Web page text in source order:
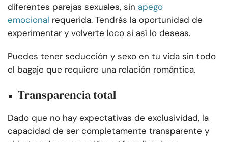
diferentes parejas sexuales, sin apego
emocional requerida. Tendrás la oportunidad de
experimentar y volverte loco si así lo deseas.
Puedes tener seducción y sexo en tu vida sin todo
el bagaje que requiere una relación romántica.
Transparencia total
Dado que no hay expectativas de exclusividad, la
capacidad de ser completamente transparente y